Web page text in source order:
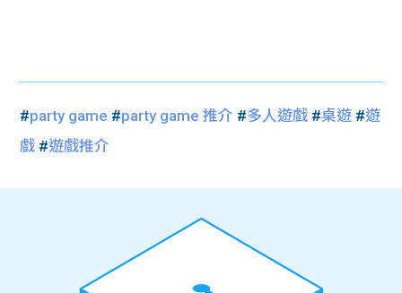
#party game #party game 推介 #多人遊戲 #桌遊 #遊
戲 #遊戲推介